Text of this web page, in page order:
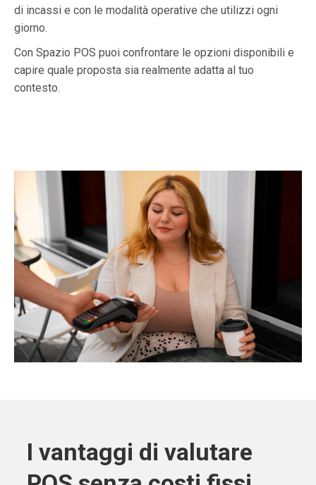
di incassi e con le modalità operative che utilizzi ogni
giorno.
Con Spazio POS puoi confrontare le opzioni disponibili e
capire quale proposta sia realmente adatta al tuo
contesto.
I vantaggi di valutare